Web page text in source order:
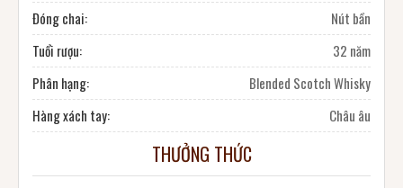
Đóng chai:
Nút bần
Tuổi rượu:
32 năm
Phân hạng:
Blended Scotch Whisky
Hàng xách tay:
Châu âu
THƯỞNG THỨC